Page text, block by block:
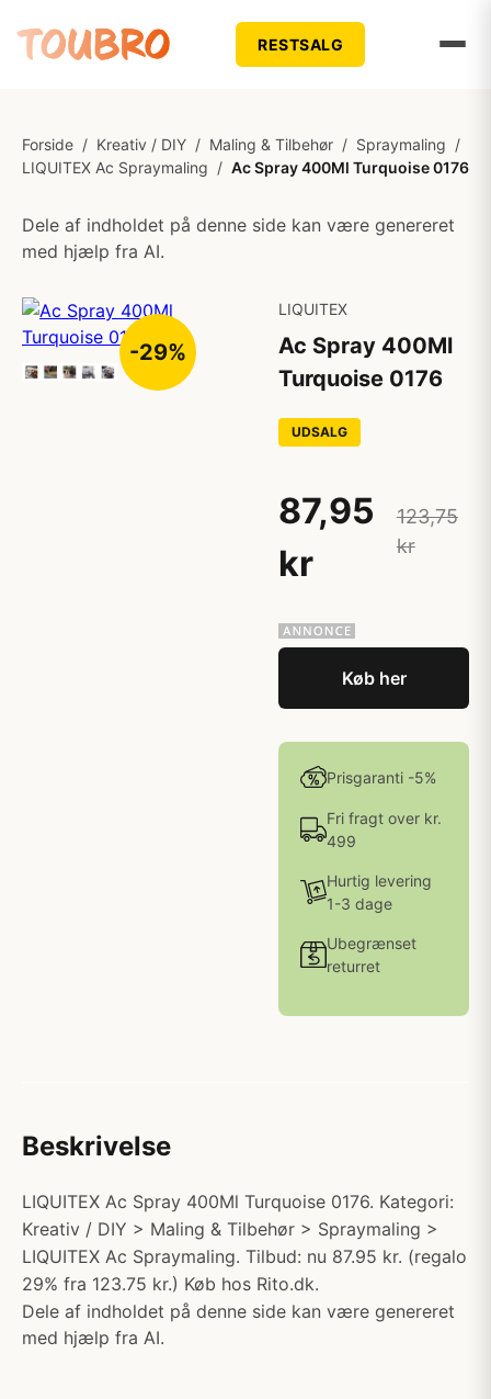
RESTSALG
Forside / Kreativ / DIY / Maling & Tilbehør / Spraymaling /
LIQUITEX Ac Spraymaling / Ac Spray 400Ml Turquoise 0176
Dele af indholdet på denne side kan være genereret
med hjælp fra AI.
-29%
LIQUITEX
Ac Spray 400Ml
Turquoise 0176
UDSALG
87,95
kr
123,75
kr
Køb her
Prisgaranti -5%
Fri fragt over kr.
499
Hurtig levering
1-3 dage
Ubegrænset
returret
Beskrivelse
LIQUITEX Ac Spray 400Ml Turquoise 0176. Kategori:
Kreativ / DIY > Maling & Tilbehør > Spraymaling >
LIQUITEX Ac Spraymaling. Tilbud: nu 87.95 kr. (regalo
29% fra 123.75 kr.) Køb hos Rito.dk.
Dele af indholdet på denne side kan være genereret
med hjælp fra AI.